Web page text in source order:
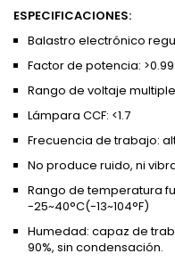
ESPECIFICACIONES:
Balastro electrónico
Factor de potencia: >0.99
Rango de voltaje
Lámpara CCF: <1.7
Frecuencia de trabajo:
No produce ruido, ni
Rango de temperatura
-25~40°C(-13~104°F)
Humedad: capaz de
90%, sin condensación.